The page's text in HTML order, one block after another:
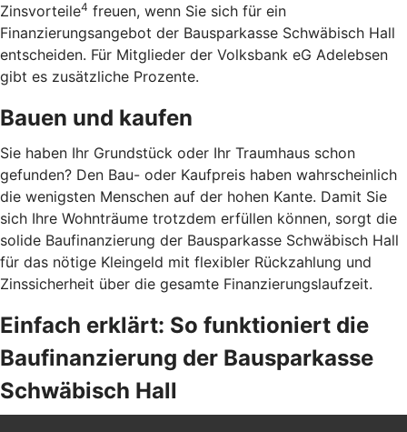
Zinsvorteile4 freuen, wenn Sie sich für ein
Finanzierungsangebot der Bausparkasse Schwäbisch Hall
entscheiden. Für Mitglieder der Volksbank eG Adelebsen
gibt es zusätzliche Prozente.
Bauen und kaufen
Sie haben Ihr Grundstück oder Ihr Traumhaus schon
gefunden? Den Bau- oder Kaufpreis haben wahrscheinlich
die wenigsten Menschen auf der hohen Kante. Damit Sie
sich Ihre Wohnträume trotzdem erfüllen können, sorgt die
solide Baufinanzierung der Bausparkasse Schwäbisch Hall
für das nötige Kleingeld mit flexibler Rückzahlung und
Zinssicherheit über die gesamte Finanzierungslaufzeit.
Einfach erklärt: So funktioniert die
Baufinanzierung der Bausparkasse
Schwäbisch Hall